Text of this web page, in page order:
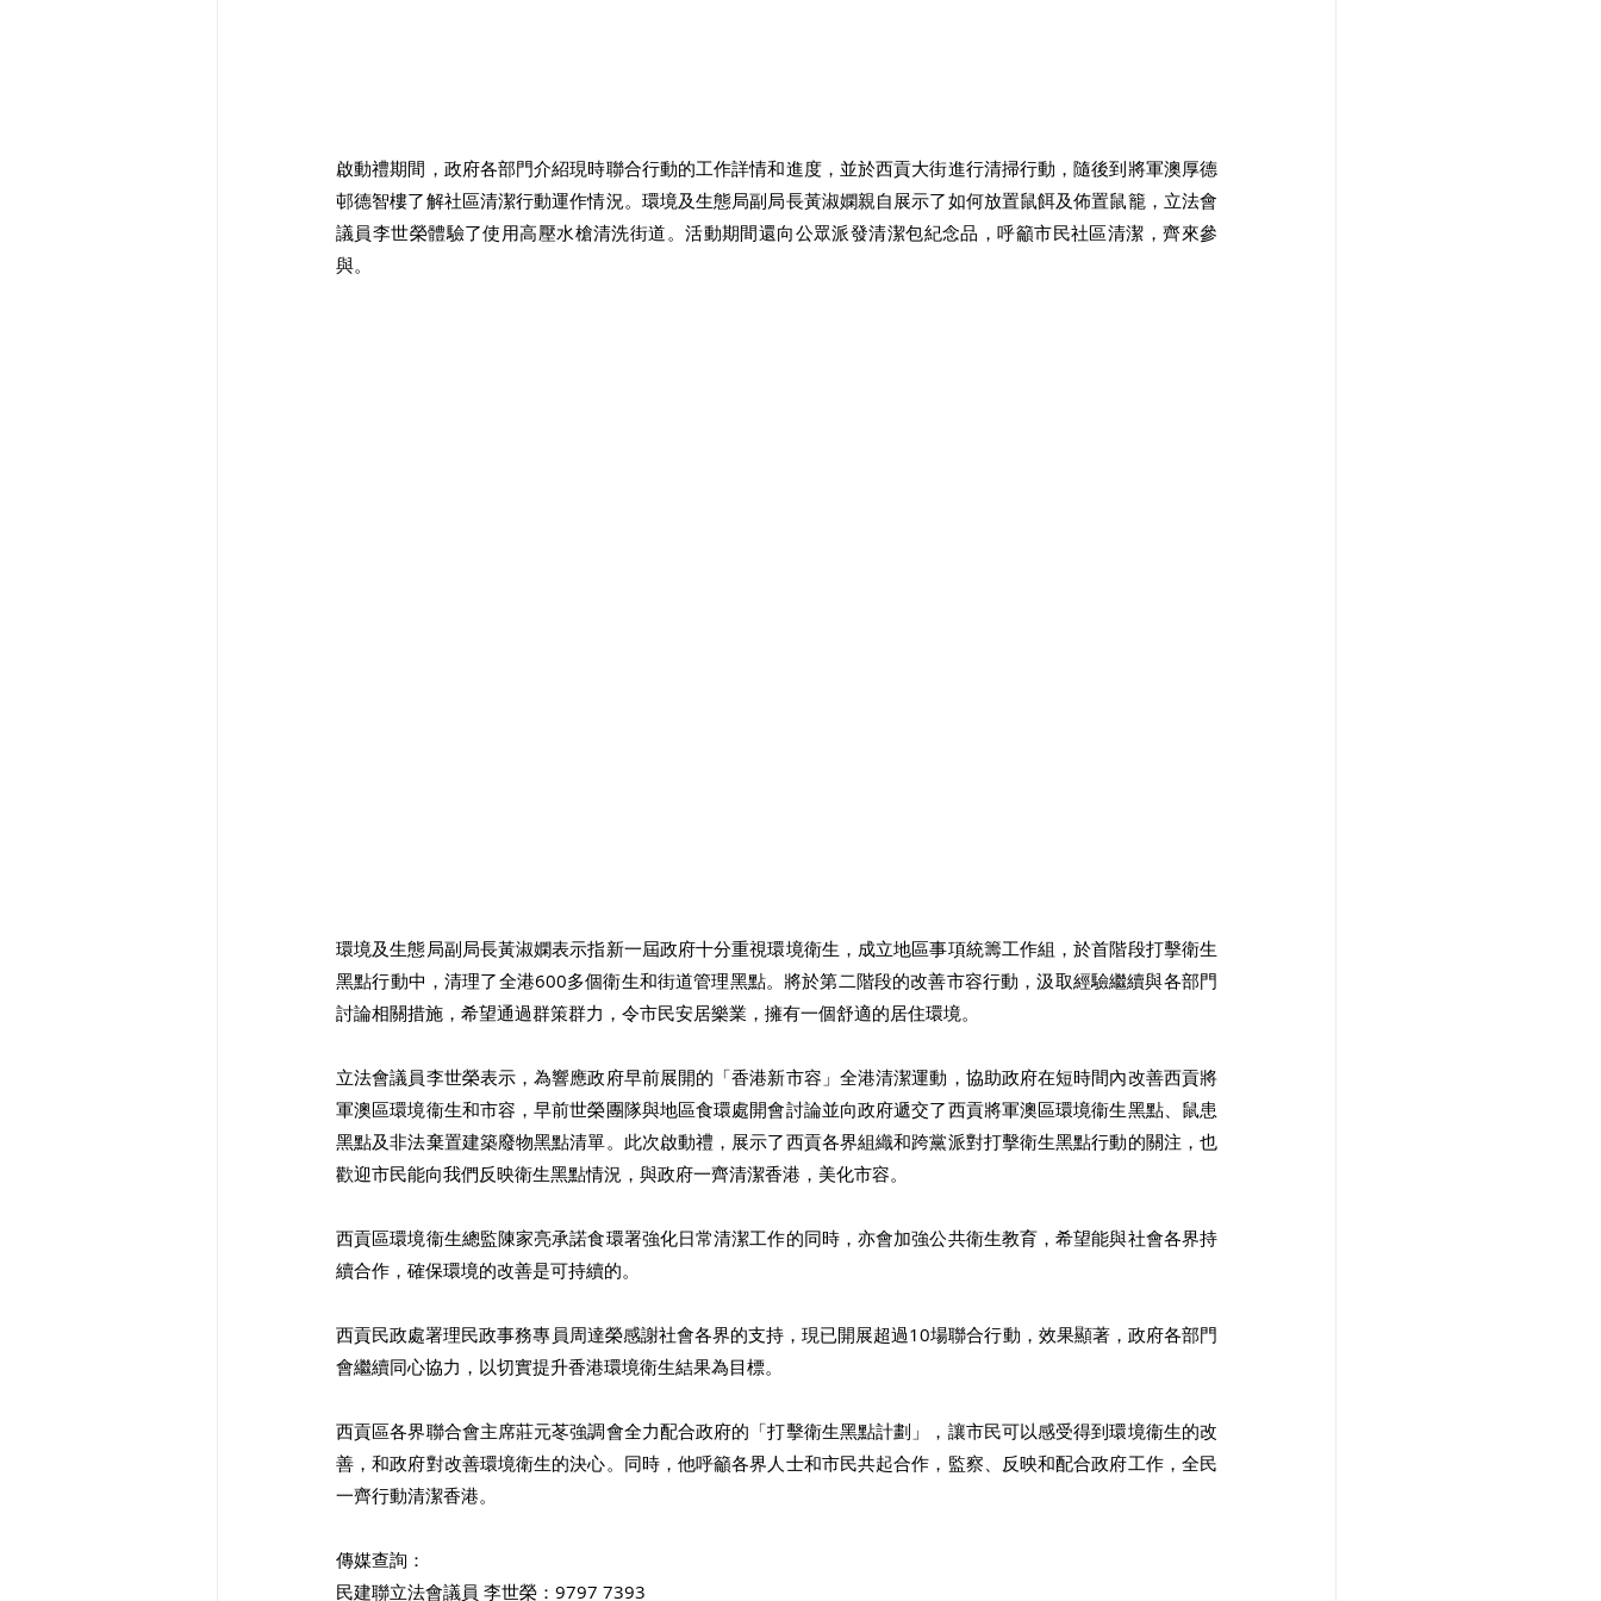
啟動禮期間，政府各部門介紹現時聯合行動的工作詳情和進度，並於西貢大街進行清掃行動，隨後到將軍澳厚德
邨德智樓了解社區清潔行動運作情況。環境及生態局副局長黃淑嫻親自展示了如何放置鼠餌及佈置鼠籠，立法會
議員李世榮體驗了使用高壓水槍清洗街道。活動期間還向公眾派發清潔包紀念品，呼籲市民社區清潔，齊來參
與。
環境及生態局副局長黃淑嫻表示指新一屆政府十分重視環境衛生，成立地區事項統籌工作組，於首階段打擊衛生
黑點行動中，清理了全港600多個衛生和街道管理黑點。將於第二階段的改善市容行動，汲取經驗繼續與各部門
討論相關措施，希望通過群策群力，令市民安居樂業，擁有一個舒適的居住環境。
立法會議員李世榮表示，為響應政府早前展開的「香港新市容」全港清潔運動，協助政府在短時間內改善西貢將
軍澳區環境衞生和市容，早前世榮團隊與地區食環處開會討論並向政府遞交了西貢將軍澳區環境衞生黑點、鼠患
黑點及非法棄置建築廢物黑點清單。此次啟動禮，展示了西貢各界組織和跨黨派對打擊衛生黑點行動的關注，也
歡迎市民能向我們反映衛生黑點情況，與政府一齊清潔香港，美化市容。
西貢區環境衞生總監陳家亮承諾食環署強化日常清潔工作的同時，亦會加強公共衛生教育，希望能與社會各界持
續合作，確保環境的改善是可持續的。
西貢民政處署理民政事務專員周達榮感謝社會各界的支持，現已開展超過10場聯合行動，效果顯著，政府各部門
會繼續同心協力，以切實提升香港環境衛生結果為目標。
西貢區各界聯合會主席莊元苳強調會全力配合政府的「打擊衛生黑點計劃」，讓市民可以感受得到環境衞生的改
善，和政府對改善環境衛生的決心。同時，他呼籲各界人士和市民共起合作，監察、反映和配合政府工作，全民
一齊行動清潔香港。
傳媒查詢：
民建聯立法會議員 李世榮：9797 7393